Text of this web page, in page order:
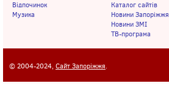
Відпочинок
Музика
Каталог сайтів
Новини Запоріжжя
Новини ЗМІ
ТВ-програма
© 2004-2024, Сайт Запоріжжя.